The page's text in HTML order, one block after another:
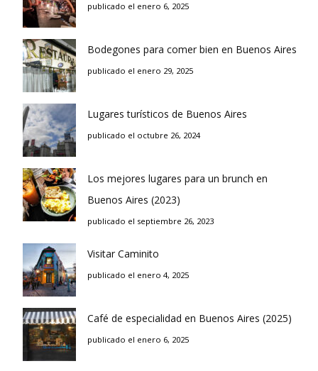
publicado el enero 6, 2025
Bodegones para comer bien en Buenos Aires
publicado el enero 29, 2025
Lugares turísticos de Buenos Aires
publicado el octubre 26, 2024
Los mejores lugares para un brunch en
Buenos Aires (2023)
publicado el septiembre 26, 2023
Visitar Caminito
publicado el enero 4, 2025
Café de especialidad en Buenos Aires (2025)
publicado el enero 6, 2025